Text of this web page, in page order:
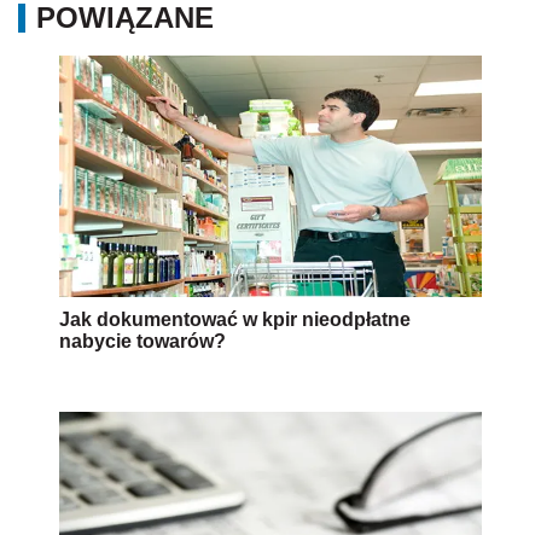
POWIĄZANE
Jak dokumentować w kpir nieodpłatne
nabycie towarów?